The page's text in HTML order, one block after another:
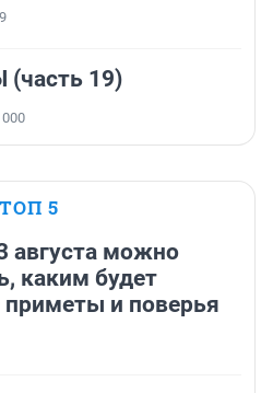
19)
000
ТОП 5
августа можно
каким будет
и поверья